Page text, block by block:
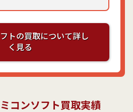
トの買取について詳し
く見る
コンソフト買取実績